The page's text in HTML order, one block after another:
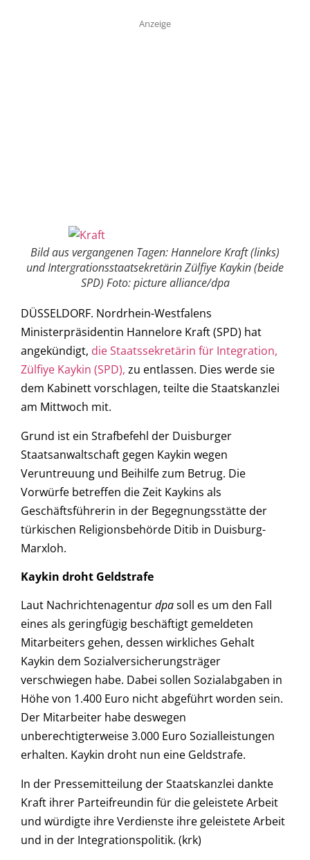
Anzeige
Bild aus vergangenen Tagen: Hannelore Kraft (links)
und Intergrationsstaatsekretärin Zülfiye Kaykin (beide
SPD) Foto: picture alliance/dpa
DÜSSELDORF. Nordrhein-Westfalens
Ministerpräsidentin Hannelore Kraft (SPD) hat
angekündigt, die Staatssekretärin für Integration,
Zülfiye Kaykin (SPD), zu entlassen. Dies werde sie
dem Kabinett vorschlagen, teilte die Staatskanzlei
am Mittwoch mit.
Grund ist ein Strafbefehl der Duisburger
Staatsanwaltschaft gegen Kaykin wegen
Veruntreuung und Beihilfe zum Betrug. Die
Vorwürfe betreffen die Zeit Kaykins als
Geschäftsführerin in der Begegnungsstätte der
türkischen Religionsbehörde Ditib in Duisburg-
Marxloh.
Kaykin droht Geldstrafe
Laut Nachrichtenagenturdpasoll es um den Fall
eines als geringfügig beschäftigt gemeldeten
Mitarbeiters gehen, dessen wirkliches Gehalt
Kaykin dem Sozialversicherungsträger
verschwiegen habe. Dabei sollen Sozialabgaben in
Höhe von 1.400 Euro nicht abgeführt worden sein.
Der Mitarbeiter habe deswegen
unberechtigterweise 3.000 Euro Sozialleistungen
erhalten. Kaykin droht nun eine Geldstrafe.
In der Pressemitteilung der Staatskanzlei dankte
Kraft ihrer Parteifreundin für die geleistete Arbeit
und würdigte ihre Verdienste ihre geleistete Arbeit
und in der Integrationspolitik. (krk)